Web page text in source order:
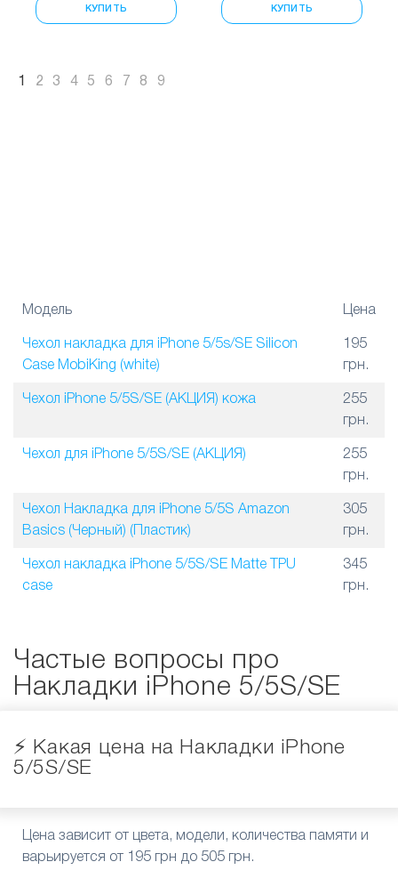
КУПИТЬ КУПИТЬ
1 2 3 4 5 6 7 8 9
Модель Цена
Чехол накладка для iPhone 5/5s/SE Silicon
Case MobiKing (white)
195
грн.
Чехол iPhone 5/5S/SE (АКЦИЯ) кожа
255
грн.
Чехол для iPhone 5/5S/SE (АКЦИЯ)
255
грн.
Чехол Накладка для iPhone 5/5S Amazon
Basics (Черный) (Пластик)
305
грн.
Чехол накладка iPhone 5/5S/SE Matte TPU
case
345
грн.
Частые вопросы про
Накладки iPhone 5/5S/SE
⚡️ Какая цена на Накладки iPhone
5/5S/SE
Цена зависит от цвета, модели, количества памяти и
варьируется от 195 грн до 505 грн.